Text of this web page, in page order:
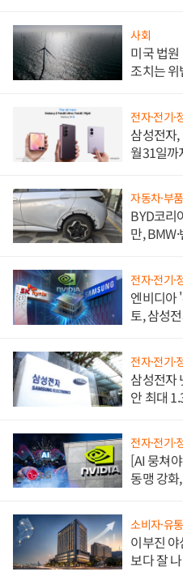
사회
미국 법
조치는
전자·전기·
삼성전자
월31일까
자동차·부품
BYD코리
만,
전자·전기·
엔비디아
토, 삼성
전자·전기·
삼성전자
안 최대
전자·전기·
[AI 뭉쳐
동맹 강화
소비자·유통
이부진
보다 잘